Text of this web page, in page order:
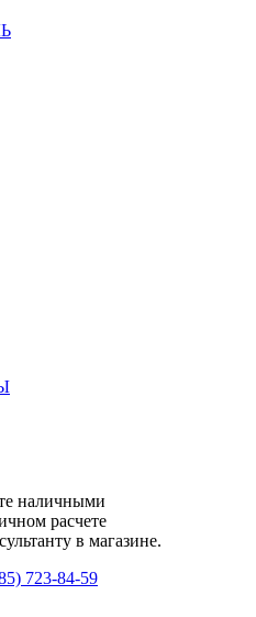
наличными
расчете
в магазине.
723-84-59